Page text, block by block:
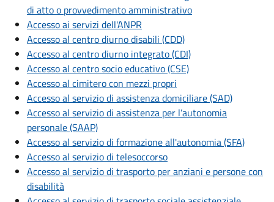
di atto o provvedimento amministrativo
Accesso ai servizi dell'ANPR
Accesso al centro diurno disabili (CDD)
Accesso al centro diurno integrato (CDI)
Accesso al centro socio educativo (CSE)
Accesso al cimitero con mezzi propri
Accesso al servizio di assistenza domiciliare (SAD)
Accesso al servizio di assistenza per l’autonomia
personale (SAAP)
Accesso al servizio di formazione all'autonomia (SFA)
Accesso al servizio di telesoccorso
Accesso al servizio di trasporto per anziani e persone con
disabilità